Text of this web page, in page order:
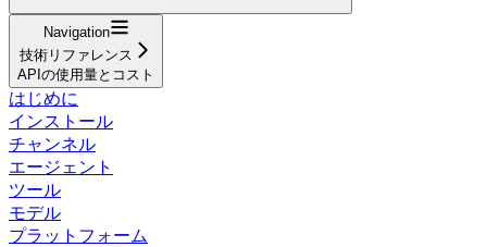
Navigation
技術リファレンス
APIの使用量とコスト
はじめに
インストール
チャンネル
エージェント
ツール
モデル
プラットフォーム